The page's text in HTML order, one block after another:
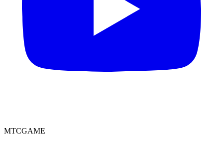
MTCGAME